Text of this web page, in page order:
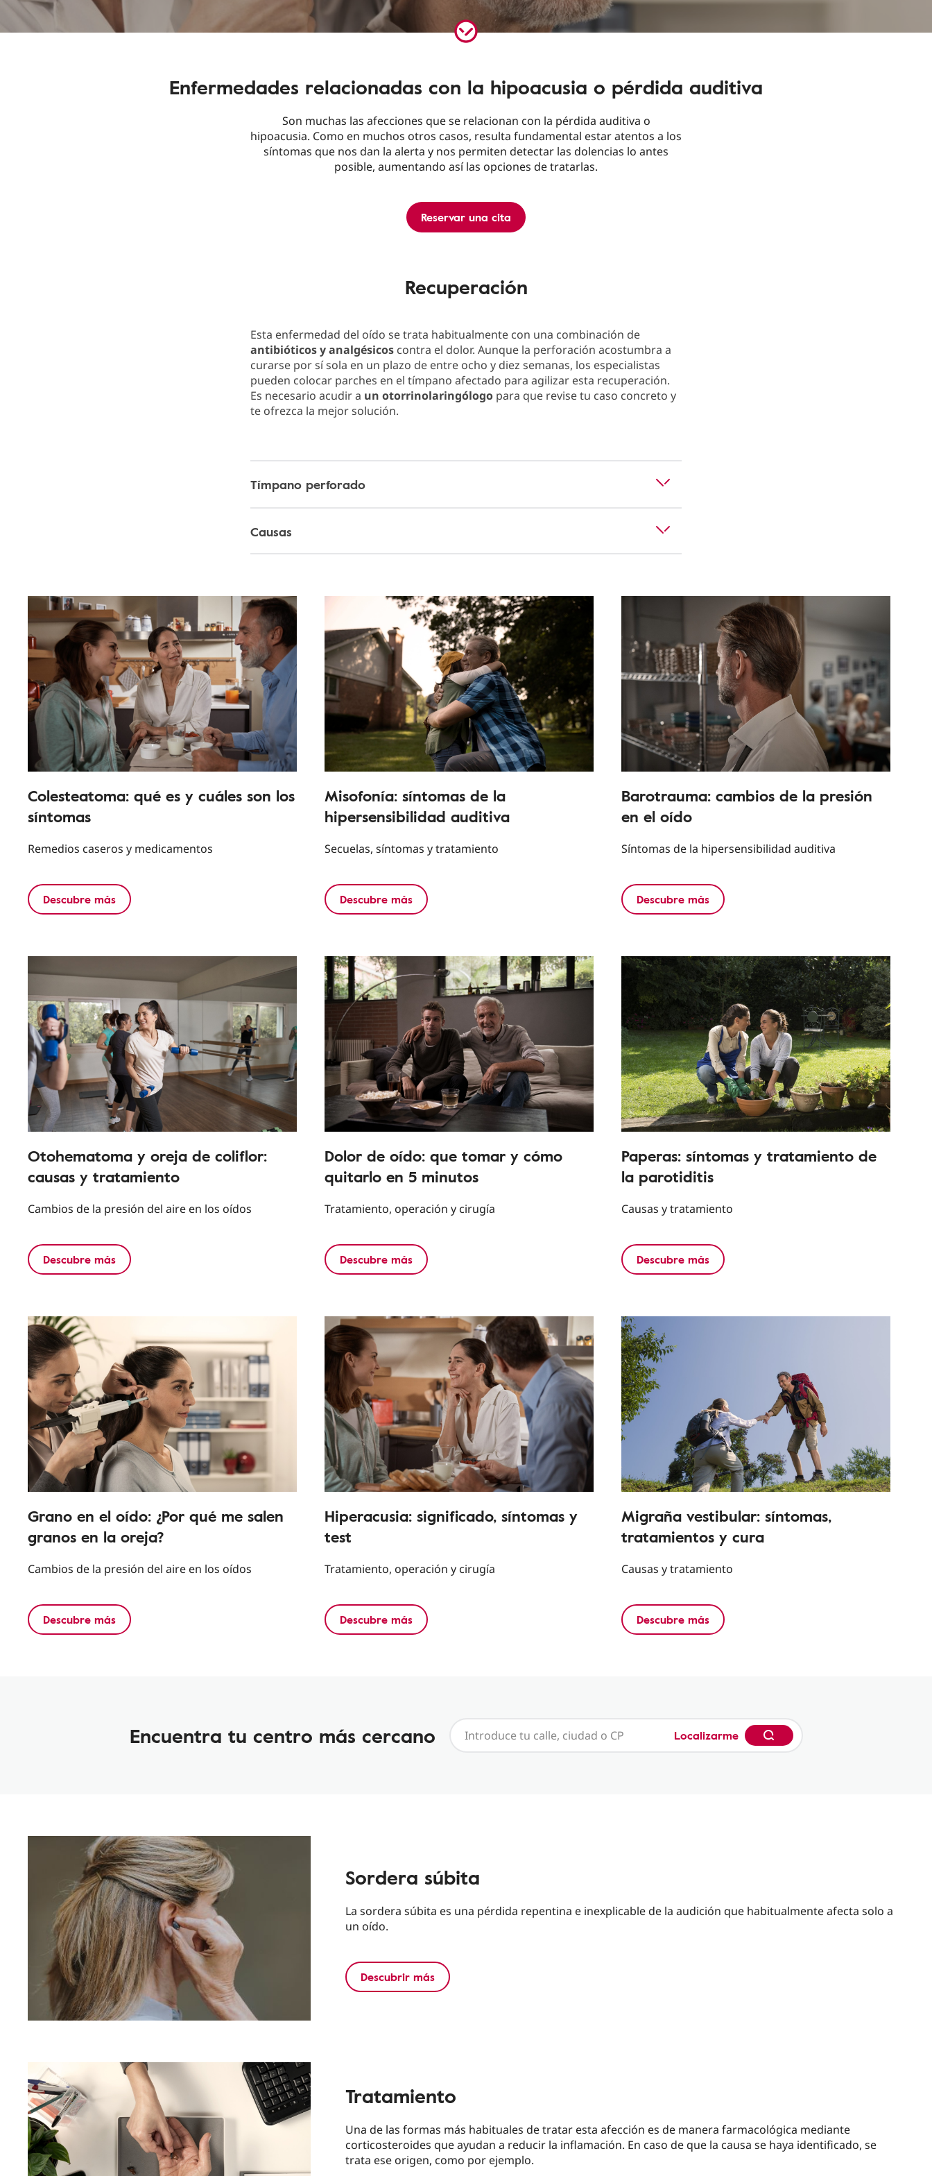
Enfermedades relacionadas con la hipoacusia o pérdida auditiva
Son muchas las afecciones que se relacionan con la pérdida auditiva o
hipoacusia. Como en muchos otros casos, resulta fundamental estar atentos a los
síntomas que nos dan la alerta y nos permiten detectar las dolencias lo antes
posible, aumentando así las opciones de tratarlas.
Reservar una cita
Recuperación
Esta enfermedad del oído se trata habitualmente con una combinación de
antibióticos y analgésicos contra el dolor. Aunque la perforación acostumbra a
curarse por sí sola en un plazo de entre ocho y diez semanas, los especialistas
pueden colocar parches en el tímpano afectado para agilizar esta recuperación.
Es necesario acudir a un otorrinolaringólogo para que revise tu caso concreto y
te ofrezca la mejor solución.
Tímpano perforado
Causas
Colesteatoma: qué es y cuáles son los
síntomas
Remedios caseros y medicamentos
Descubre más
Misofonía: síntomas de la
hipersensibilidad auditiva
Secuelas, síntomas y tratamiento
Descubre más
Barotrauma: cambios de la presión
en el oído
Síntomas de la hipersensibilidad auditiva
Descubre más
Otohematoma y oreja de coliflor:
causas y tratamiento
Cambios de la presión del aire en los oídos
Descubre más
Dolor de oído: que tomar y cómo
quitarlo en 5 minutos
Tratamiento, operación y cirugía
Descubre más
Paperas: síntomas y tratamiento de
la parotiditis
Causas y tratamiento
Descubre más
Grano en el oído: ¿Por qué me salen
granos en la oreja?
Cambios de la presión del aire en los oídos
Descubre más
Hiperacusia: significado, síntomas y
test
Tratamiento, operación y cirugía
Descubre más
Migraña vestibular: síntomas,
tratamientos y cura
Causas y tratamiento
Descubre más
Encuentra tu centro más cercano Localizarme
Sordera súbita
La sordera súbita es una pérdida repentina e inexplicable de la audición que habitualmente afecta solo a
un oído.
Descubrir más
Tratamiento
Una de las formas más habituales de tratar esta afección es de manera farmacológica mediante
corticosteroides que ayudan a reducir la inflamación. En caso de que la causa se haya identificado, se
trata ese origen, como por ejemplo.